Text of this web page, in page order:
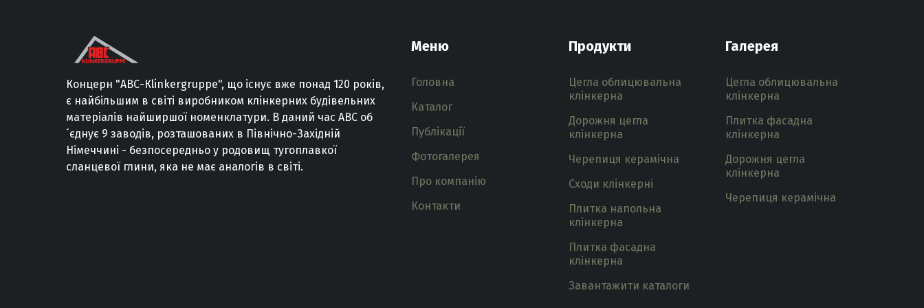
Концерн "АВС-Кlinkergruppe", що існує вже понад 120 років,
є найбільшим в світі виробником клінкерних будівельних
матеріалів найширшої номенклатури. В даний час ABC об
´єднує 9 заводів, розташованих в Північно-Західній
Німеччині - безпосередньо у родовищ тугоплавкої
сланцевої глини, яка не має аналогів в світі.
Меню
Головна
Каталог
Публікації
Фотогалерея
Про компанію
Контакти
Продукти
Цегла облицювальна
клінкерна
Дорожня цегла
клінкерна
Черепиця керамічна
Сходи клінкерні
Плитка напольна
клінкерна
Плитка фасадна
клінкерна
Завантажити каталоги
Галерея
Цегла облицювальна
клінкерна
Плитка фасадна
клінкерна
Дорожня цегла
клінкерна
Черепиця керамічна